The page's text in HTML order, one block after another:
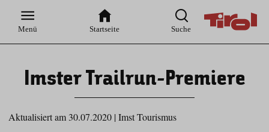
Hauptnavigation
Inhaltsbereich
Menü Startseite Suche
Imster Trailrun-Premiere
Aktualisiert am 30.07.2020 | Imst Tourismus